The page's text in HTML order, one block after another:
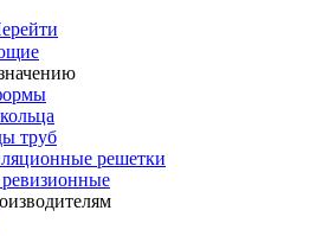
труб
решетки